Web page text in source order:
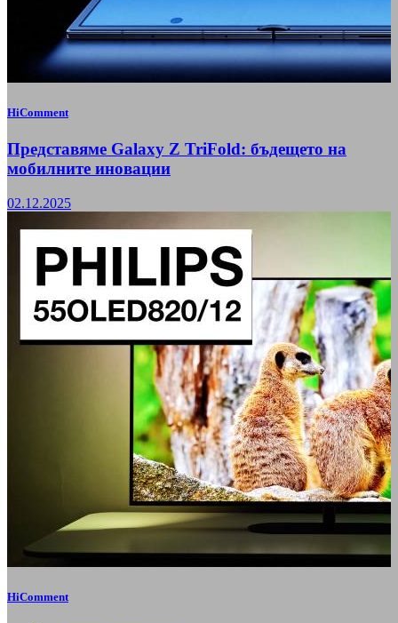
HiComment
Представяме Galaxy Z TriFold: бъдещето на
мобилните иновации
02.12.2025
HiComment